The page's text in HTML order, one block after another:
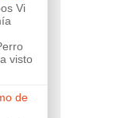
Vi
visto
de